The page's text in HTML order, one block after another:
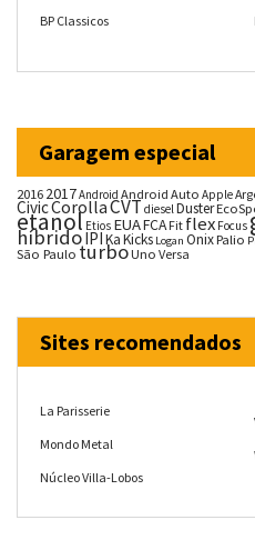
BP Classicos
Garagem especial
20162017Android Android Auto Apple
CivicCorollaCVTdieselDuster
etanol Etios EUAFCA Fit flex Focus
híbridoIPIKaKicks Logan OnixPalio
São Paulo turboUno Versa
Sites recomendados
La Parisserie
Mondo Metal
Núcleo Villa-Lobos